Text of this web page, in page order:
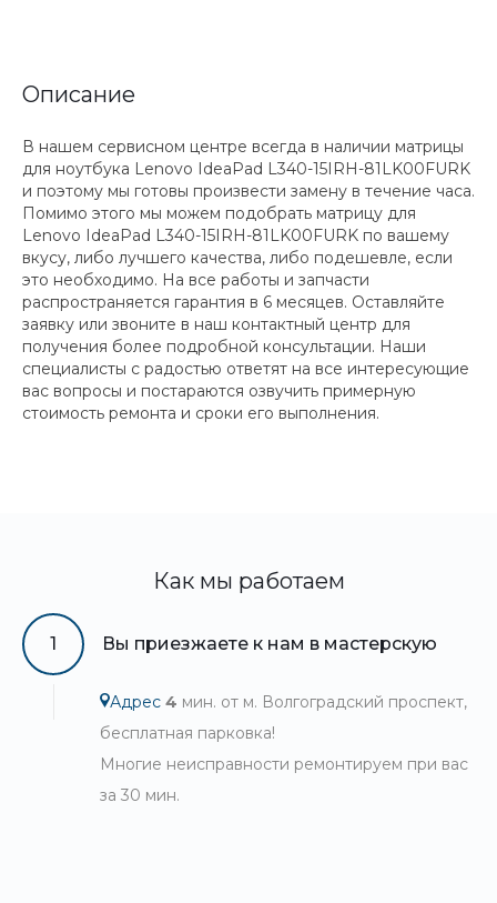
Описание
В нашем сервисном центре всегда в наличии матрицы
для ноутбука Lenovo IdeaPad L340-15IRH-81LK00FURK
и поэтому мы готовы произвести замену в течение часа.
Помимо этого мы можем подобрать матрицу для
Lenovo IdeaPad L340-15IRH-81LK00FURK по вашему
вкусу, либо лучшего качества, либо подешевле, если
это необходимо. На все работы и запчасти
распространяется гарантия в 6 месяцев. Оставляйте
заявку или звоните в наш контактный центр для
получения более подробной консультации. Наши
специалисты с радостью ответят на все интересующие
вас вопросы и постараются озвучить примерную
стоимость ремонта и сроки его выполнения.
Как мы работаем
1 Вы приезжаете к нам в мастерскую
Адрес 4 мин. от м. Волгоградский проспект,
бесплатная парковка!
Многие неисправности ремонтируем при вас
за 30 мин.